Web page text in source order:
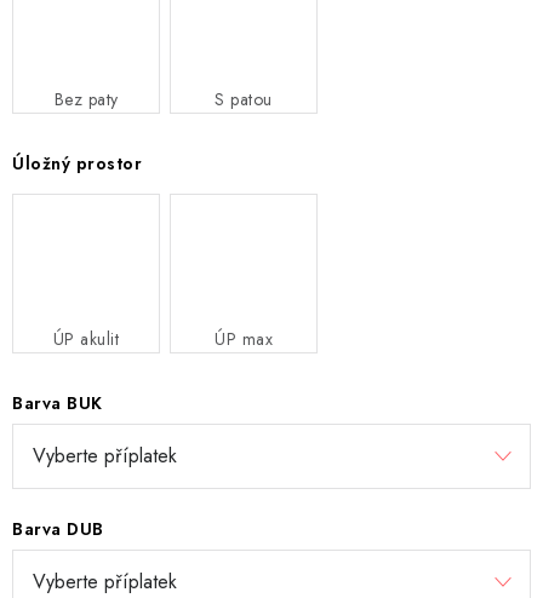
Bez paty S patou
Úložný prostor
ÚP akulit ÚP max
Barva BUK
Barva DUB